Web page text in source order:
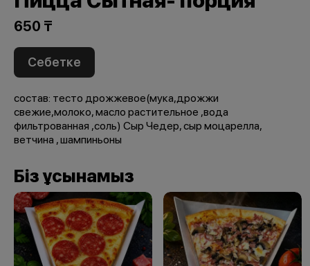
650 ₸
Себетке
состав: тесто дрожжевое(мука,дрожжи
свежие,молоко, масло растительное ,вода
фильтрованная ,соль) Сыр Чедер, сыр моцарелла,
ветчина , шампиньоны
Біз ұсынамыз